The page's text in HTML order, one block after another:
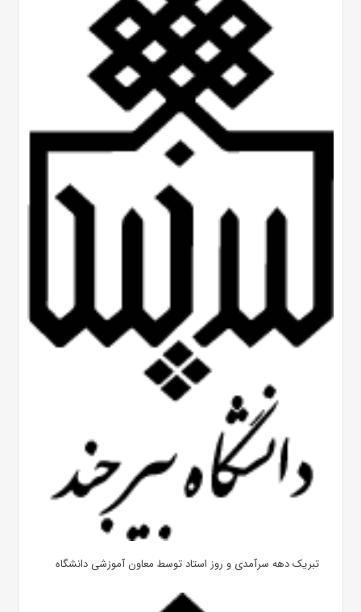
تبریک دهه سرآمدی و روز استاد توسط معاون آموزشی دانشگاه